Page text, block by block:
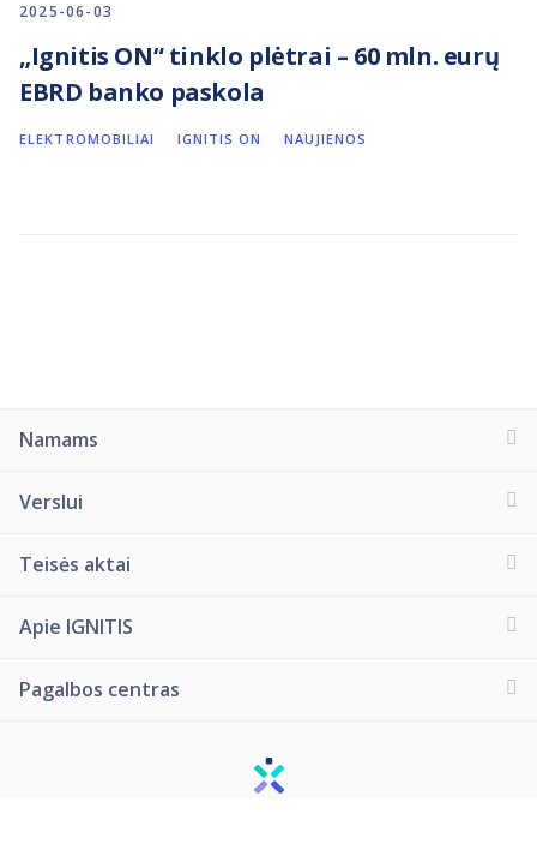
2025-06-03
„Ignitis ON“ tinklo plėtrai – 60 mln. eurų
EBRD banko paskola
ELEKTROMOBILIAI IGNITIS ON NAUJIENOS
Namams
Verslui
Teisės aktai
Apie IGNITIS
Pagalbos centras